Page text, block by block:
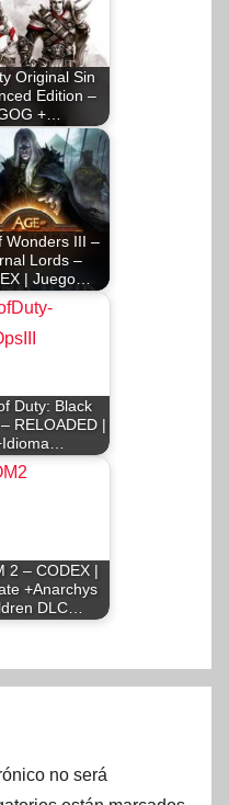
Original Sin
Edition –
+…
Wonders III –
Lords –
| Juego…
Duty: Black
RELOADED |
2 – CODEX |
+Anarchys
DLC…
no será